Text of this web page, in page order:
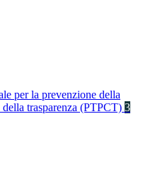
per la prevenzione della
trasparenza (PTPCT) 3